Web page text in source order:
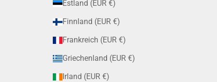
Estland (EUR €)
Finnland (EUR €)
Frankreich (EUR €)
Griechenland (EUR €)
Irland (EUR €)